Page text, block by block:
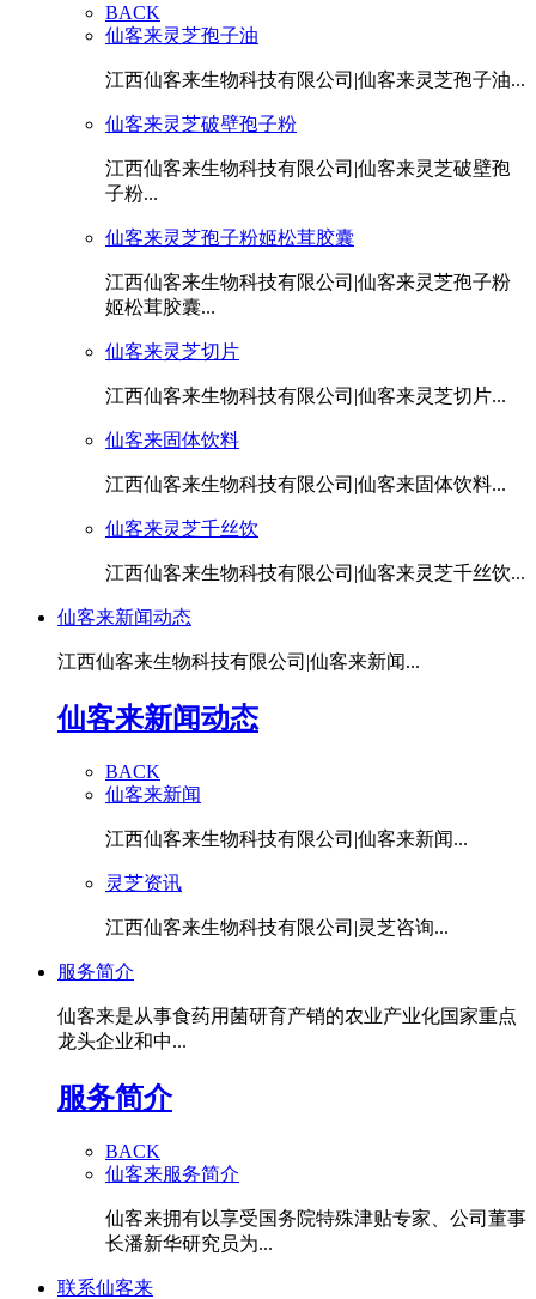
BACK
仙客来灵芝孢子油
江西仙客来生物科技有限公司|仙客来灵芝孢子油...
仙客来灵芝破壁孢子粉
江西仙客来生物科技有限公司|仙客来灵芝破壁孢
子粉...
仙客来灵芝孢子粉姬松茸胶囊
江西仙客来生物科技有限公司|仙客来灵芝孢子粉
姬松茸胶囊...
仙客来灵芝切片
江西仙客来生物科技有限公司|仙客来灵芝切片...
仙客来固体饮料
江西仙客来生物科技有限公司|仙客来固体饮料...
仙客来灵芝千丝饮
江西仙客来生物科技有限公司|仙客来灵芝千丝饮...
仙客来新闻动态
江西仙客来生物科技有限公司|仙客来新闻...
仙客来新闻动态
BACK
仙客来新闻
江西仙客来生物科技有限公司|仙客来新闻...
灵芝资讯
江西仙客来生物科技有限公司|灵芝咨询...
服务简介
仙客来是从事食药用菌研育产销的农业产业化国家重点
龙头企业和中...
服务简介
BACK
仙客来服务简介
仙客来拥有以享受国务院特殊津贴专家、公司董事
长潘新华研究员为...
联系仙客来